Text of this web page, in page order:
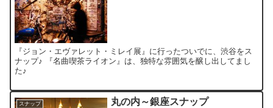
『ジョン・エヴァレット・ミレイ展』に行ったついでに、渋谷をス
ナップ♪ 『名曲喫茶ライオン』は、独特な雰囲気を醸し出してまし
た♪
スナップ 丸の内～銀座スナップ